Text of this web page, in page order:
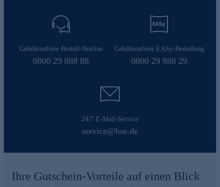
Gebührenfreie Bestell-Hotline
0800 29 888 88
Gebührenfreie EASy-Bestellung
0800 29 888 29
24/7 E-Mail-Service
service@hse.de
Ihre Gutschein-Vorteile auf einen Blick